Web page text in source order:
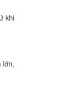
khi
lớn,